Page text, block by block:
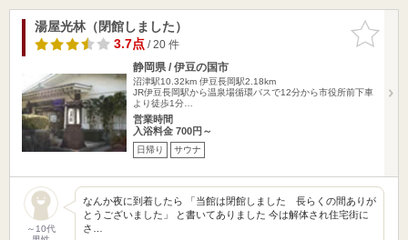
お気に入
りに追加
湯屋光林（閉館しました）
3.7点/ 20 件
静岡県 / 伊豆の国市
沼津駅10.32km 伊豆長岡駅2.18km
JR伊豆長岡駅から温泉場循環バスで12分から市役所前下車
より徒歩1分…
営業時間
入浴料金 700円～
日帰り サウナ
～10代
なんか夜に到着したら 「当館は閉館しました 長らくの間ありが
とうございました」 と書いてありました 今は解体され住宅街に
さ…